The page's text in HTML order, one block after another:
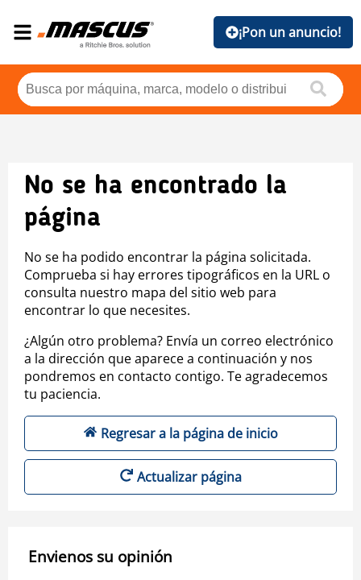
¡Pon un anuncio!
No se ha encontrado la
página
No se ha podido encontrar la página solicitada.
Comprueba si hay errores tipográficos en la URL o
consulta nuestro mapa del sitio web para
encontrar lo que necesites.
¿Algún otro problema? Envía un correo electrónico
a la dirección que aparece a continuación y nos
pondremos en contacto contigo. Te agradecemos
tu paciencia.
Regresar a la página de inicio
Actualizar página
Envienos su opinión